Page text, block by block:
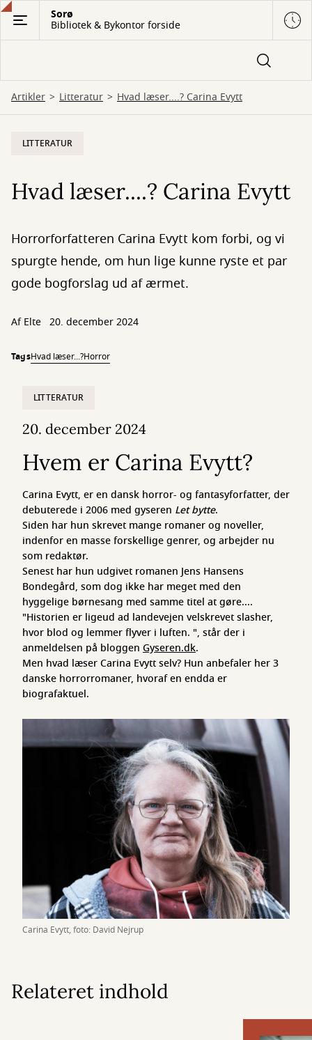
Gå
hovedindhold
Sorø
Bibliotek & Bykontor forside
Artikler Litteratur Hvad læser....? Carina Evytt
LITTERATUR
Hvad læser....? Carina Evytt
Horrorforfatteren Carina Evytt kom forbi, og vi
spurgte hende, om hun lige kunne ryste et par
gode bogforslag ud af ærmet.
AfElte 20. december 2024
TagsHvad læser...?Horror
Carina Evytt, foto: David Nejrup
LITTERATUR
20. december 2024
Hvem er Carina Evytt?
Carina Evytt, er en dansk horror- og fantasyforfatter, der
debuterede i 2006 med gyseren Let bytte.
Siden har hun skrevet mange romaner og noveller,
indenfor en masse forskellige genrer, og arbejder nu
som redaktør.
Senest har hun udgivet romanen Jens Hansens
Bondegård, som dog ikke har meget med den
hyggelige børnesang med samme titel at gøre....
"Historien er ligeud ad landevejen velskrevet slasher,
hvor blod og lemmer flyver i luften. ", står der i
anmeldelsen på bloggen Gyseren.dk.
Men hvad læser Carina Evytt selv? Hun anbefaler her 3
danske horrorromaner, hvoraf en endda er
biografaktuel.
Relateret indhold